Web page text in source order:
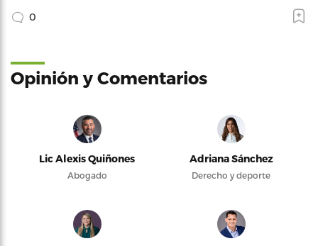
0
Opinión y Comentarios
Lic Alexis Quiñones
Abogado
Adriana Sánchez
Derecho y deporte